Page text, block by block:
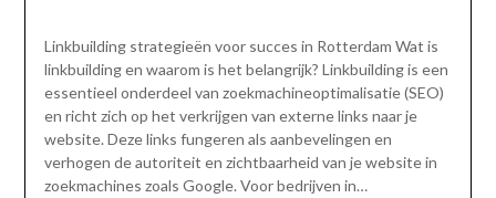
Linkbuilding strategieën voor succes in Rotterdam Wat is
linkbuilding en waarom is het belangrijk? Linkbuilding is een
essentieel onderdeel van zoekmachineoptimalisatie (SEO)
en richt zich op het verkrijgen van externe links naar je
website. Deze links fungeren als aanbevelingen en
verhogen de autoriteit en zichtbaarheid van je website in
zoekmachines zoals Google. Voor bedrijven in…